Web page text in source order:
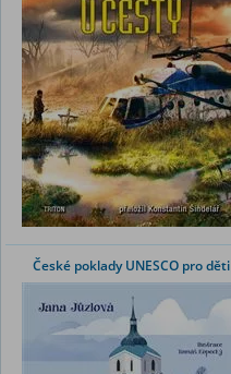
České poklady UNESCO pro děti